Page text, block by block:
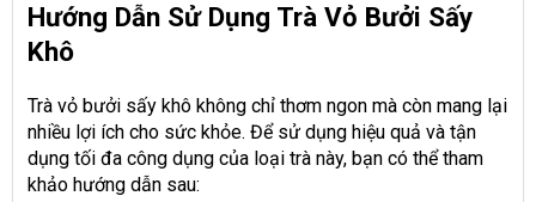
Hướng Dẫn Sử Dụng Trà Vỏ Bưởi Sấy
Khô
Trà vỏ bưởi sấy khô không chỉ thơm ngon mà còn mang lại
nhiều lợi ích cho sức khỏe. Để sử dụng hiệu quả và tận
dụng tối đa công dụng của loại trà này, bạn có thể tham
khảo hướng dẫn sau: